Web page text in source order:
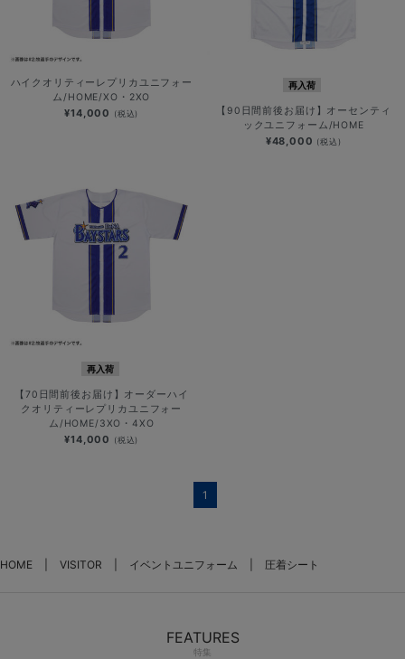
ハイクオリティーレプリカユニフォー
ム/HOME/XO・2XO
¥14,000 (税込)
再入荷
【90日間前後お届け】オーセンティ
ックユニフォーム/HOME
¥48,000 (税込)
再入荷
【70日間前後お届け】オーダーハイ
クオリティーレプリカユニフォー
ム/HOME/3XO・4XO
¥14,000 (税込)
1
HOME VISITOR イベントユニフォーム 圧着シート
FEATURES
特集